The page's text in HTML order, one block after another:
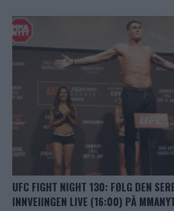
UFC FIGHT NIGHT 130: FØLG DEN
INNVEIINGEN LIVE (16:00) PÅ